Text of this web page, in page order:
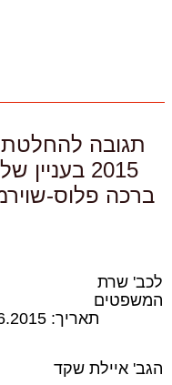
2015
ברכה פלוס-
לכב' שרת
המשפטים
תאריך: 09.06.2015
הגב' איילת שקד